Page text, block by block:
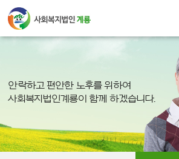
안락하고 편안한 노후를 위하여
사회복지법인계룡이 함께 하겠습니다.